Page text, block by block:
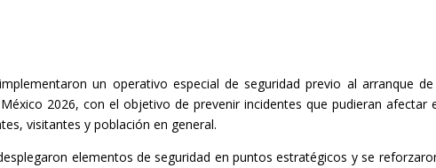
un operativo especial de seguridad previo al arranque
2026, con el objetivo de prevenir incidentes que pudieran afectar
visitantes y población en general.
elementos de seguridad en puntos estratégicos y se